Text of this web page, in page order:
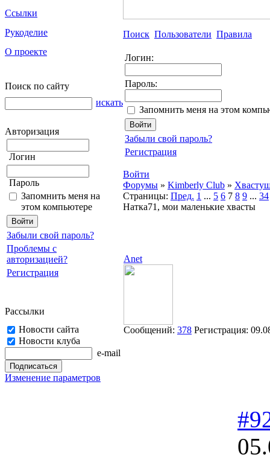
Ссылки
Рукоделие
О проекте
Поиск по сайту
искать
Авторизация
Логин
Пароль
Запомнить меня на
этом компьютере
Забыли свой пароль?
Проблемы с
авторизацией?
Регистрация
Рассылки
Новости сайта
Новости клуба
e-mail
Изменение параметров
Поиск Пользователи Правила
Логин:
Пароль:
Запомнить меня на этом
Забыли свой пароль?
Регистрация
Войти
Форумы » Kimberly Club »
Страницы: Пред. 1 ... 5 6 7 8 9 ... 34
Натка71, мои маленькие хвасты
Anet
Сообщений: 378 Регистрация: